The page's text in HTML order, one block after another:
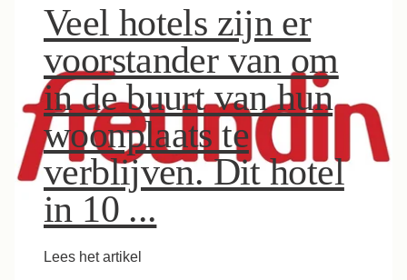
Veel hotels zijn er
voorstander van om
in de buurt van hun
woonplaats te
verblijven. Dit hotel
in 10 ...
Lees het artikel